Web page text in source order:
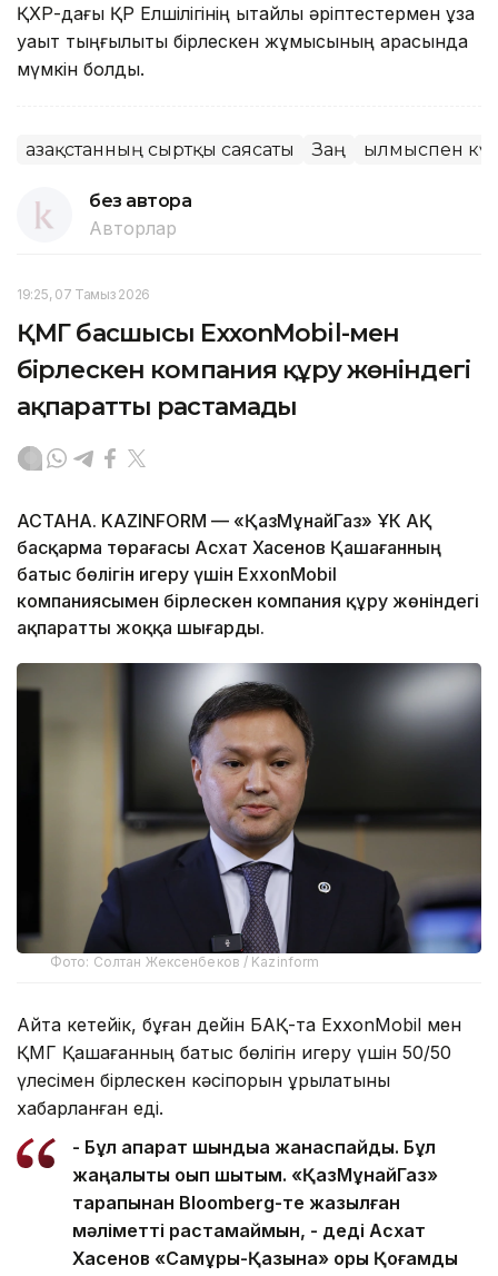
ҚХР-дағы ҚР Елшілігінің қытайлық әріптестермен ұзақ
уақыт тыңғылықты бірлескен жұмысының арқасында
мүмкін болды.
Қазақстанның сыртқы саясаты Заң Қылмыспен
без автора
Авторлар
19:25, 07 Тамыз 2026
ҚМГ басшысы ExxonMobil-мен
бірлескен компания құру жөніндегі
ақпаратты растамады
АСТАНА. KAZINFORM — «ҚазМұнайГаз» ҰК АҚ
басқарма төрағасы Асхат Хасенов Қашағанның
батыс бөлігін игеру үшін ExxonMobil
компаниясымен бірлескен компания құру жөніндегі
ақпаратты жоққа шығарды.
Фото: Солтан Жексенбеков / Kazinform
Айта кетейік, бұған дейін БАҚ-та ExxonMobil мен
ҚМГ Қашағанның батыс бөлігін игеру үшін 50/50
үлесімен бірлескен кәсіпорын құрылатыны
хабарланған еді.
- Бұл ақпарат шындыққа жанаспайды. Бұл
жаңалықты оқып шықтым. «ҚазМұнайГаз»
тарапынан Bloomberg-те жазылған
мәліметті растамаймын, - деді Асхат
Хасенов «Самұрық-Қазына» қоры Қоғамдық